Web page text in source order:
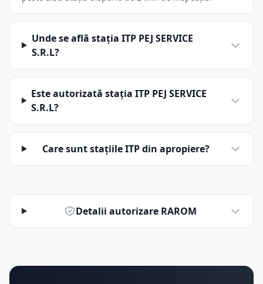
Unde se află stația ITP PEJ SERVICE
S.R.L?
Este autorizată stația ITP PEJ SERVICE
S.R.L?
Care sunt stațiile ITP din apropiere?
Detalii autorizare RAROM